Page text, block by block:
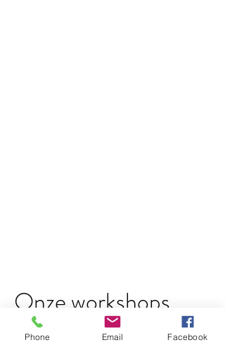
Onze workshops
voor kinderen
Phone Email Facebook